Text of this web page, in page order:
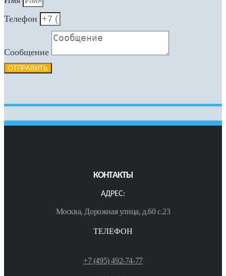
Телефон
Сообщение
ОТПРАВИТЬ
КОНТАКТЫ
АДРЕС:
Москва, Дорожная улица, д.60 с.23
ТЕЛЕФОН
+7 (495) 492-74-77